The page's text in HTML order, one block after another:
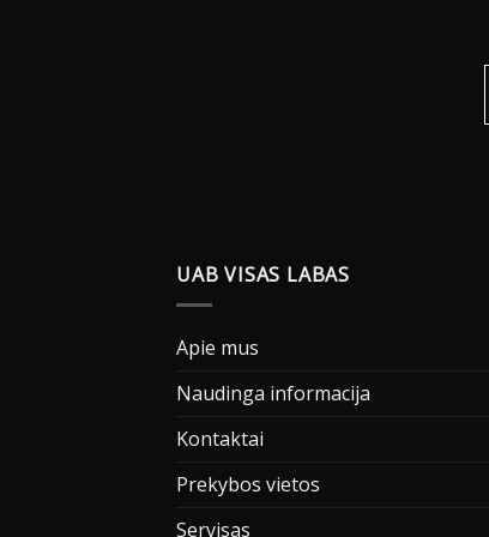
UAB VISAS LABAS
Apie mus
Naudinga informacija
Kontaktai
Prekybos vietos
Servisas